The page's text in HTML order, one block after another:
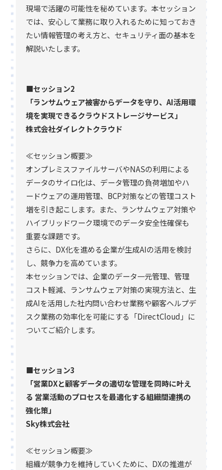
現場で活躍の可能性を秘めています。本セッション
では、安心して業務に取り入れるために知っておき
たい情報管理の考え方と、セキュリティ面の基本を
解説いたします。
■セッション2
「ランサムウェア被害からデータを守り、AI活用環
境を実現できるクラウドストレージサービス」
株式会社ダイレクトクラウド
≪セッション概要≫
オンプレミスファイルサーバやNASの利用による
データのサイロ化は、データ管理の負荷増加やハ
ードウェアの運用管理、BCP対策などの管理コスト
増を引き起こします。また、ランサムウェア対策や
ハイブリッドワーク環境でのデータ安全性確保も
重要な課題です。
さらに、DX化を進める企業が生成AIの活用を検討
し、競争力を高めています。
本セッションでは、企業のデータ一元管理、管理
コスト軽減、ランサムウェア対策の実現方法と、生
成AIを活用した社内問い合わせ業務や顧客ヘルプデ
スク業務の効率化を可能にする「DirectCloud」に
ついてご紹介します。
■セッション3
「営業DXと顧客データの適切な管理を同時に叶え
る 営業活動のプロセスを最適化する組織間連携の
強化策」
Sky株式会社
≪セッション概要≫
組織が競争力を維持していくために、DXの推進が